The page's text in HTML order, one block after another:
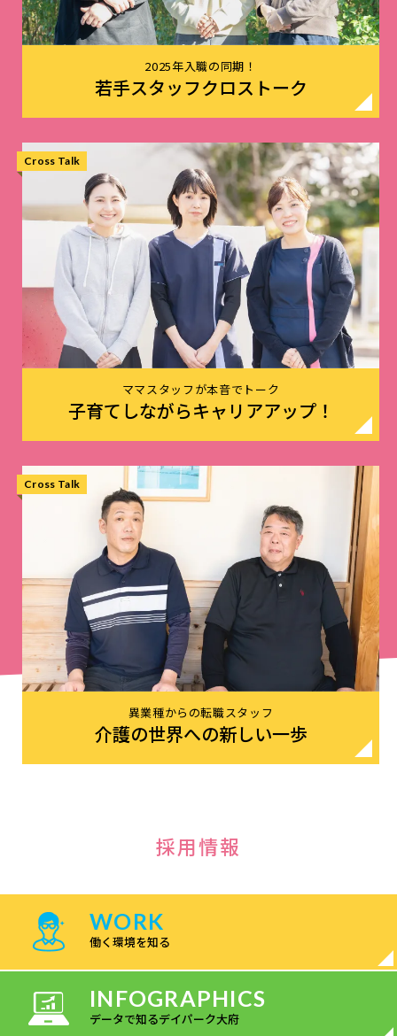
2025年入職の同期！
若手スタッフクロストーク
Cross Talk
ママスタッフが本音でトーク
子育てしながらキャリアアップ！
Cross Talk
異業種からの転職スタッフ
介護の世界への新しい一歩
採用情報
WORK
働く環境を知る
INFOGRAPHICS
データで知るデイパーク大府